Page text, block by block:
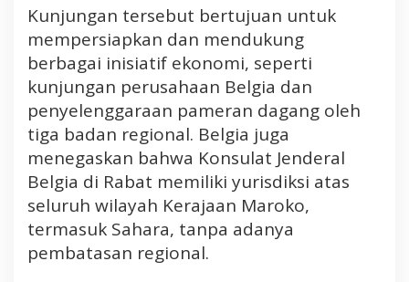
o
k
o
Kunjungan tersebut bertujuan untuk
mempersiapkan dan mendukung
berbagai inisiatif ekonomi, seperti
kunjungan perusahaan Belgia dan
penyelenggaraan pameran dagang oleh
tiga badan regional. Belgia juga
menegaskan bahwa Konsulat Jenderal
Belgia di Rabat memiliki yurisdiksi atas
seluruh wilayah Kerajaan Maroko,
termasuk Sahara, tanpa adanya
pembatasan regional.